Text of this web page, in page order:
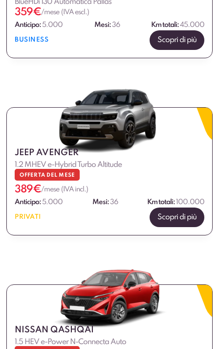
BlueHDi 130 Automatica Pallas
359€/mese (IVA escl.)
Anticipo: 5.000 Mesi:36 Km totali:45.000
BUSINESS Scopri di più
JEEP AVENGER
1.2 MHEV e-Hybrid Turbo Altitude
OFFERTA DEL MESE
389€/mese (IVA incl.)
Anticipo: 5.000 Mesi:36 Km totali:100.000
PRIVATI Scopri di più
NISSAN QASHQAI
1.5 HEV e-Power N-Connecta Auto